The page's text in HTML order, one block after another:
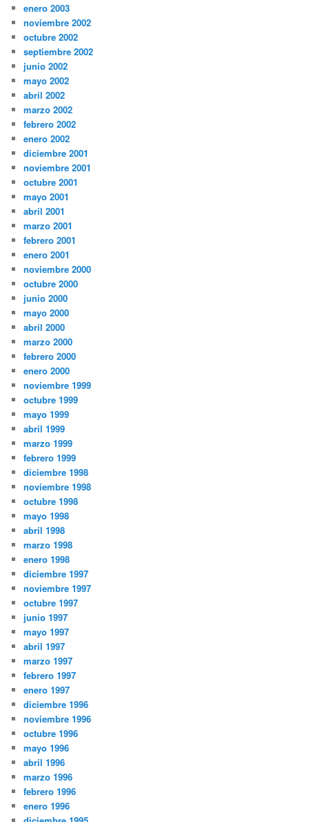
enero 2003
noviembre 2002
octubre 2002
septiembre 2002
junio 2002
mayo 2002
abril 2002
marzo 2002
febrero 2002
enero 2002
diciembre 2001
noviembre 2001
octubre 2001
mayo 2001
abril 2001
marzo 2001
febrero 2001
enero 2001
noviembre 2000
octubre 2000
junio 2000
mayo 2000
abril 2000
marzo 2000
febrero 2000
enero 2000
noviembre 1999
octubre 1999
mayo 1999
abril 1999
marzo 1999
febrero 1999
diciembre 1998
noviembre 1998
octubre 1998
mayo 1998
abril 1998
marzo 1998
enero 1998
diciembre 1997
noviembre 1997
octubre 1997
junio 1997
mayo 1997
abril 1997
marzo 1997
febrero 1997
enero 1997
diciembre 1996
noviembre 1996
octubre 1996
mayo 1996
abril 1996
marzo 1996
febrero 1996
enero 1996